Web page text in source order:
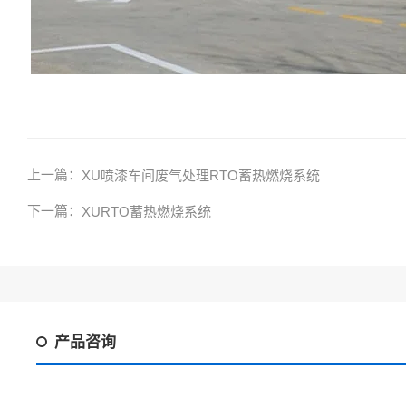
上一篇： XU喷漆车间废气处理RTO蓄热燃烧系统
下一篇： XURTO蓄热燃烧系统
产品咨询